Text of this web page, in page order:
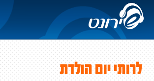
לרותי יום הולדת